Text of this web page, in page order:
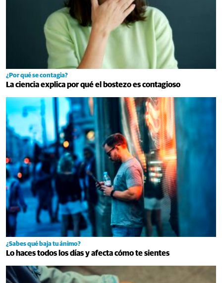
¿Por qué se contagia?
La ciencia explica por qué el bostezo es contagioso
¿Sabes qué baja tu ánimo?
Lo haces todos los días y afecta cómo te sientes